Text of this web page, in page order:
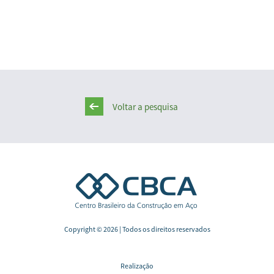
Voltar a pesquisa
Copyright © 2026 | Todos os direitos reservados
Realização